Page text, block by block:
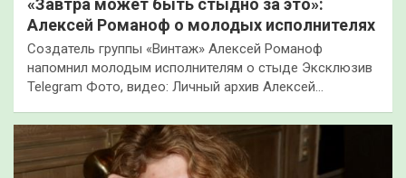
«Завтра может быть стыдно за это»:
Алексей Романоф о молодых исполнителях
Создатель группы «Винтаж» Алексей Романоф
напомнил молодым исполнителям о стыде Эксклюзив
Telegram Фото, видео: Личный архив Алексей…